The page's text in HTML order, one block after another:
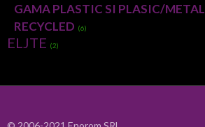
GAMA PLASTIC SI PLASIC/METAL
RECYCLED (6)
ELJTE (2)